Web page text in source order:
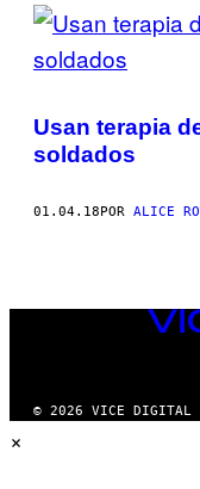
Usan terapia
soldados
01.04.18POR ALICE
VICE
MEDIA
© 2026 VICE DIGITAL
×